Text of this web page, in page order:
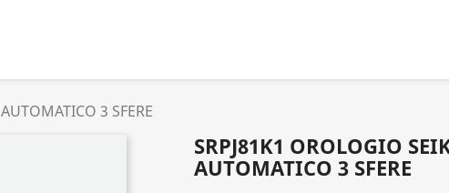
3 SFERE
SRPJ81K1 OROLOGIO
AUTOMATICO 3 SFERE